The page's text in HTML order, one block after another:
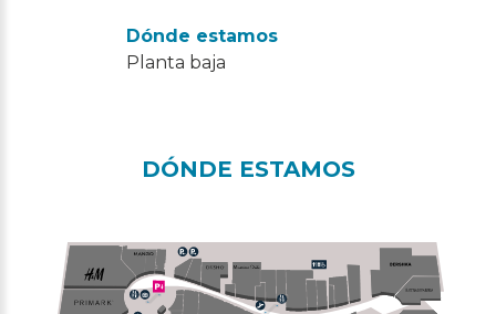
Dónde estamos
Planta baja
DÓNDE ESTAMOS